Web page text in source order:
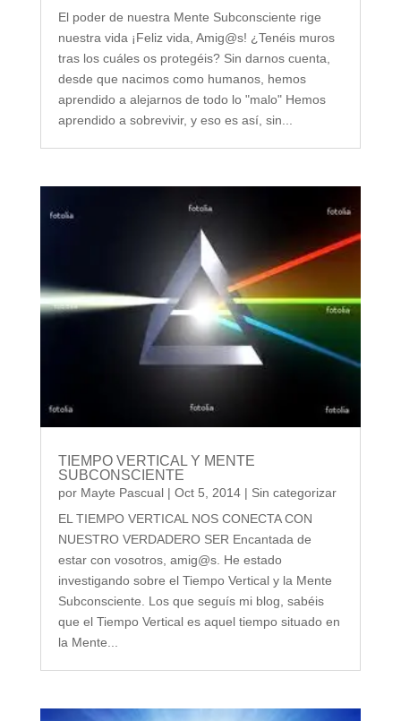
El poder de nuestra Mente Subconsciente rige
nuestra vida ¡Feliz vida, Amig@s! ¿Tenéis muros
tras los cuáles os protegéis? Sin darnos cuenta,
desde que nacimos como humanos, hemos
aprendido a alejarnos de todo lo "malo" Hemos
aprendido a sobrevivir, y eso es así, sin...
TIEMPO VERTICAL Y MENTE
SUBCONSCIENTE
por Mayte Pascual| Oct 5, 2014| Sin categorizar
EL TIEMPO VERTICAL NOS CONECTA CON
NUESTRO VERDADERO SER Encantada de
estar con vosotros, amig@s. He estado
investigando sobre el Tiempo Vertical y la Mente
Subconsciente. Los que seguís mi blog, sabéis
que el Tiempo Vertical es aquel tiempo situado en
la Mente...